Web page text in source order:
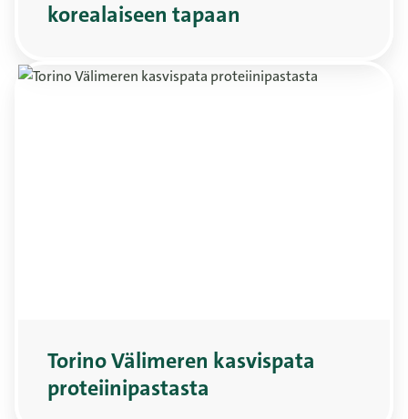
korealaiseen tapaan
Torino Välimeren kasvispata
proteiinipastasta